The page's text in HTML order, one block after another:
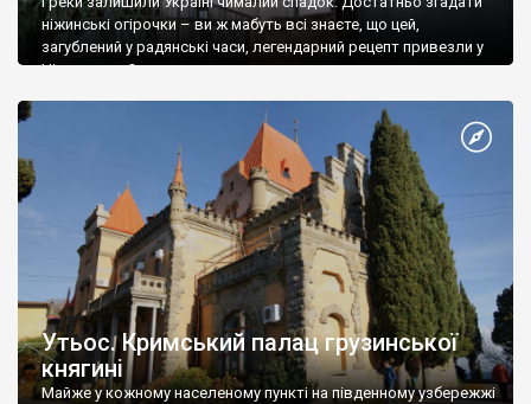
ніжинські огірочки – ви ж мабуть всі знаєте, що цей,
загублений у радянські часи, легендарний рецепт привезли у
Ніжин греки?
Утьос. Кримський палац грузинської
княгині
Майже у кожному населеному пункті на південному узбережжі